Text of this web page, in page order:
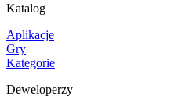
Katalog
Aplikacje
Gry
Kategorie
Deweloperzy